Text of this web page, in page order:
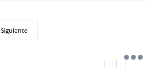
Siguiente